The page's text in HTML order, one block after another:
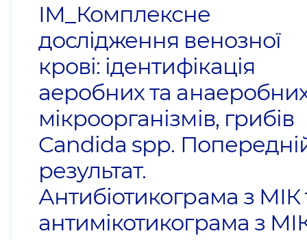
ІМ_Комплексне
дослідження венозної
крові: ідентифікація
аеробних та
мікроорганізмів, грибів
Candida spp.
результат.
Антибіотикограма з МІК
антимікотикограма з